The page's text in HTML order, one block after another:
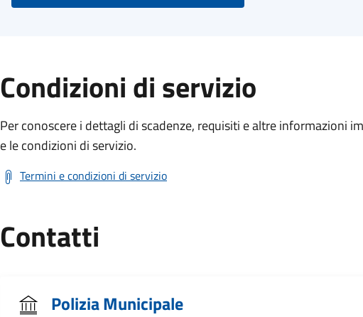
Condizioni di servizio
Per conoscere i dettagli di scadenze, requisiti e altre informazioni
e le condizioni di servizio.
Termini e condizioni di servizio
Contatti
Polizia Municipale